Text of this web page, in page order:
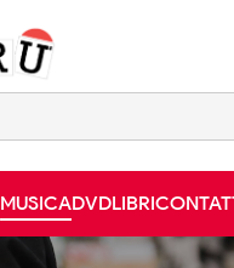
MUSICADVDLIBRI